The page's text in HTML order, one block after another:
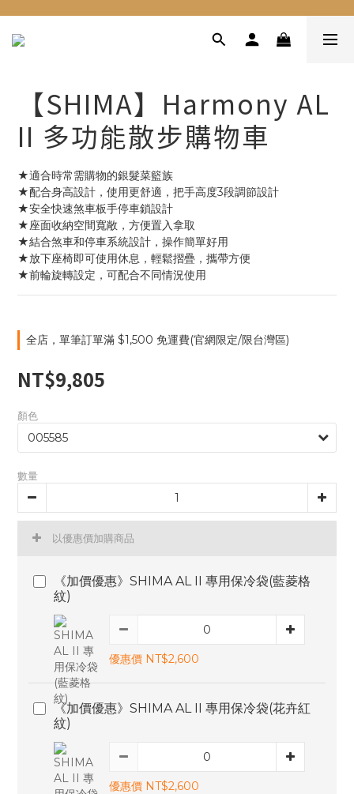
【SHIMA】Harmony AL
II 多功能散步購物車
★適合時常需購物的銀髮菜籃族
★配合身高設計，使用更舒適，把手高度3段調節設計
★安全快速煞車板手停車鎖設計
★座面收納空間寬敞，方便置入拿取
★結合煞車和停車系統設計，操作簡單好用
★放下座椅即可使用休息，輕鬆摺疊，攜帶方便
★前輪旋轉設定，可配合不同情況使用
全店，單筆訂單滿 $1,500 免運費(官網限定/限台灣區)
NT$9,805
顏色
數量
以優惠價加購商品
《加價優惠》SHIMA AL II 專用保冷袋(藍菱格
紋)
優惠價 NT$2,600
《加價優惠》SHIMA AL II 專用保冷袋(花卉紅
紋)
優惠價 NT$2,600